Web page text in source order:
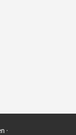
·